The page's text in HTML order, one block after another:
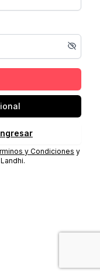
y Condiciones y